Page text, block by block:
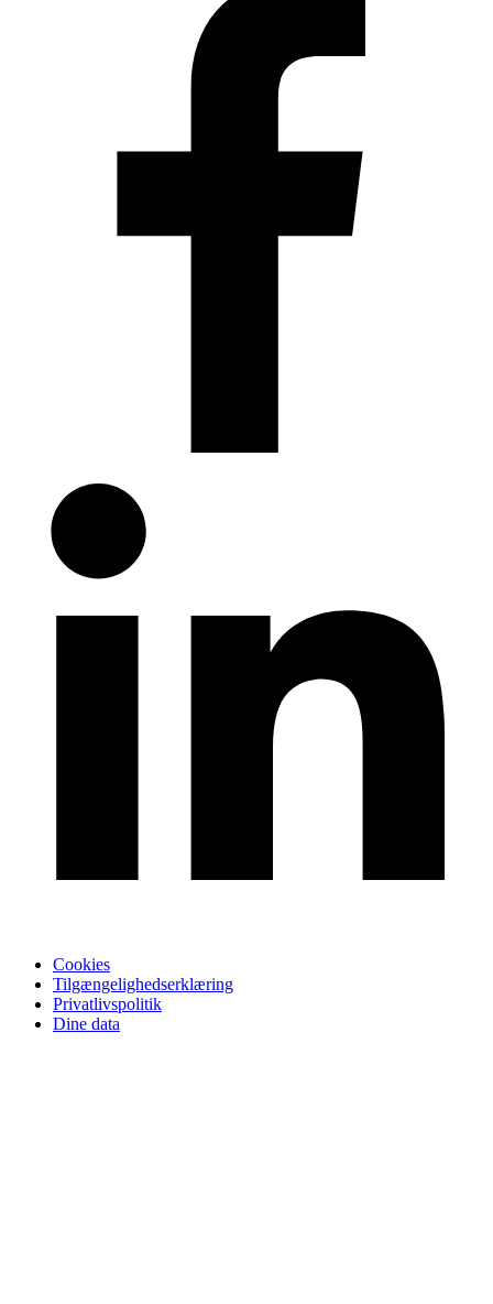
Cookies
Tilgængelighedserklæring
Privatlivspolitik
Dine data